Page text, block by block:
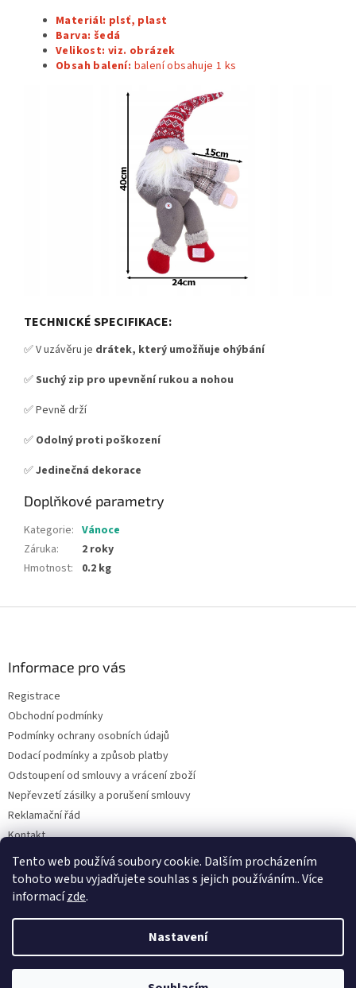
Tento web používá soubory cookie. Dalším procházením
tohoto webu vyjadřujete souhlas s jejich používáním.. Více
informacízde.
Nastavení
Materiál: plsť, plast
Barva: šedá
Velikost: viz. obrázek
Obsah balení: balení obsahuje 1 ks
TECHNICKÉ SPECIFIKACE:
✅ V uzávěru je drátek, který umožňuje ohýbání
✅Suchý zip pro upevnění rukou a nohou
✅ Pevně drží
✅ Odolný proti poškození
✅Jedinečná dekorace
Doplňkové parametry
Kategorie: Vánoce
Záruka:
2 roky
Hmotnost: 0.2 kg
Informace pro vás
Registrace
Obchodní podmínky
Podmínky ochrany osobních údajů
Dodací podmínky a způsob platby
Odstoupení od smlouvy a vrácení zboží
Nepřevzetí zásilky a porušení smlouvy
Reklamační řád
Kontakt
Napište nám
Copyright 2026Dobirkov.cz. Všechna práva vyhrazena.Upravit